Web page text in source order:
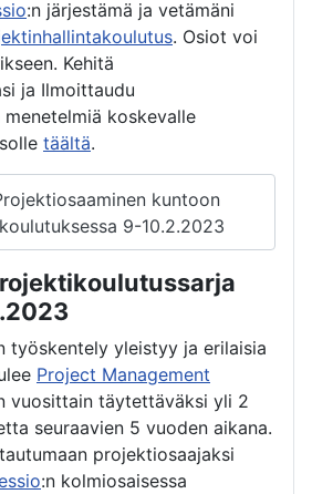
:n järjestämä ja vetämäni
. Osiot voi
Kehitä
ja Ilmoittaudu
koskevalle
täältä.
kuntoon
9-10.2.2023
työskentely yleistyy ja erilaisia
Project Management
vuosittain täytettäväksi yli 2
seuraavien 5 vuoden aikana.
projektiosaajaksi
:n kolmiosaisessa